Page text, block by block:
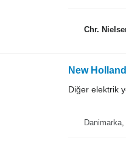
Chr.
New
Diğer elektrik